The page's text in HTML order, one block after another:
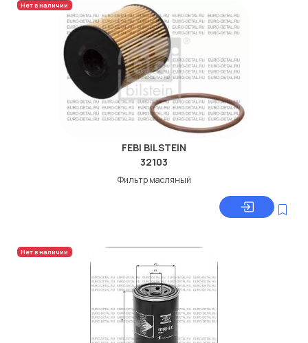
Нет в наличии
FEBI BILSTEIN
32103
Фильтр масляный
Нет в наличии